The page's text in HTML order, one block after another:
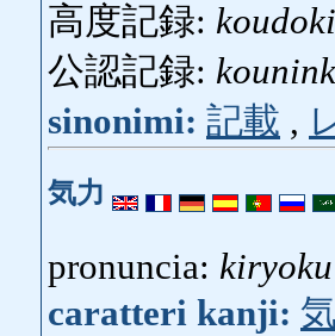
高度記録:
公認記録:
sinonimi: 記載 ,
気力
pronuncia: kiryoku
caratteri kanji: